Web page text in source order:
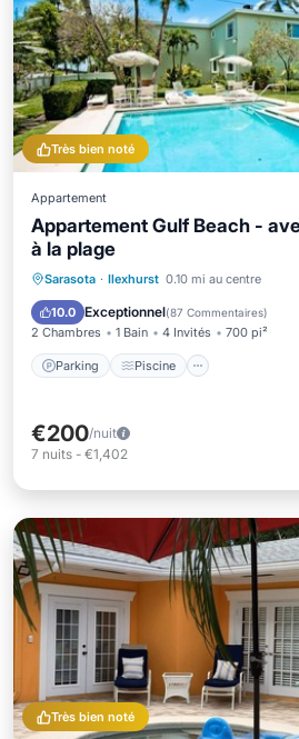
Très bien noté
Appartement
Appartement Gulf Beach -
à la plage
Sarasota · Ilexhurst 0.10 mi au centre
10.0 Exceptionnel(87 Commentaires)
2 Chambres 1 Bain 4 Invités 700 pi²
Parking Piscine
Parking Piscine
Cuisine
€200/nuit
7 nuits - €1,402
Très bien noté